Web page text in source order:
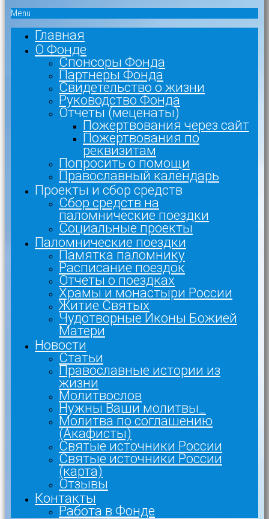
Menu
Главная
О Фонде
Спонсоры Фонда
Партнеры Фонда
Свидетельство о жизни
Руководство Фонда
Отчеты (меценаты)
Пожертвования через сайт
Пожертвования по
реквизитам
Попросить о помощи
Православный календарь
Проекты и сбор средств
Сбор средств на
паломнические поездки
Социальные проекты
Паломнические поездки
Памятка паломнику
Расписание поездок
Отчеты о поездках
Храмы и монастыри России
Житие Святых
Чудотворные Иконы Божией
Матери
Новости
Статьи
Православные истории из
жизни
Молитвослов
Нужны Ваши молитвы_
Молитва по соглашению
(Акафисты)
Святые источники России
Святые источники России
(карта)
Отзывы
Контакты
Работа в Фонде